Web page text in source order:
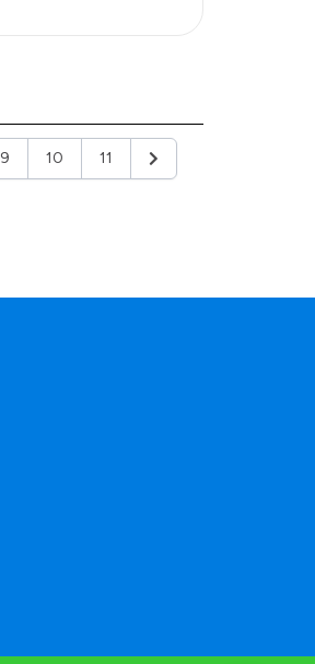
9 10 11 Siguiente